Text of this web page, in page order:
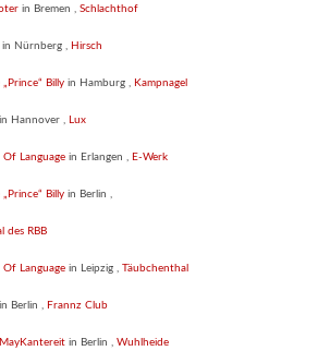
in Bremen , Schlachthof
in Nürnberg , Hirsch
„Prince“ Billy in Hamburg , Kampnagel
in Hannover , Lux
Of Language in Erlangen , E-Werk
„Prince“ Billy in Berlin ,
des RBB
Of Language in Leipzig , Täubchenthal
in Berlin , Frannz Club
in Berlin , Wuhlheide